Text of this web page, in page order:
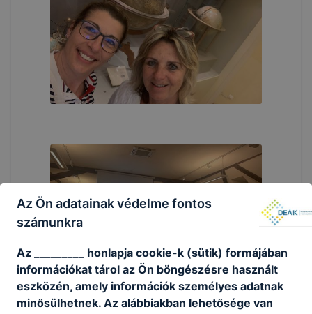
Az Ön adatainak védelme fontos
számunkra
Az _________ honlapja cookie-k (sütik) formájában
információkat tárol az Ön böngészésre használt
eszközén, amely információk személyes adatnak
minősülhetnek. Az alábbiakban lehetősége van